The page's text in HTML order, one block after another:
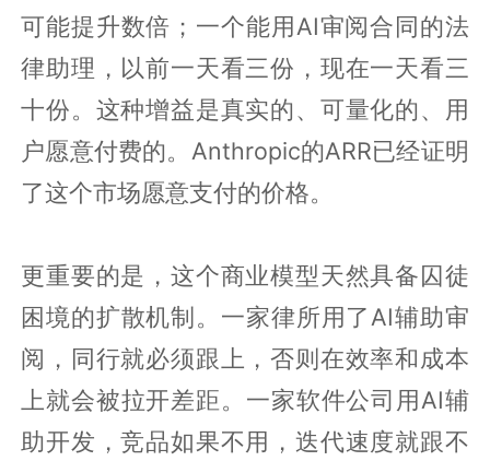
可能提升数倍；一个能用AI审阅合同的法
律助理，以前一天看三份，现在一天看三
十份。这种增益是真实的、可量化的、用
户愿意付费的。Anthropic的ARR已经证明
了这个市场愿意支付的价格。
更重要的是，这个商业模型天然具备囚徒
困境的扩散机制。一家律所用了AI辅助审
阅，同行就必须跟上，否则在效率和成本
上就会被拉开差距。一家软件公司用AI辅
助开发，竞品如果不用，迭代速度就跟不